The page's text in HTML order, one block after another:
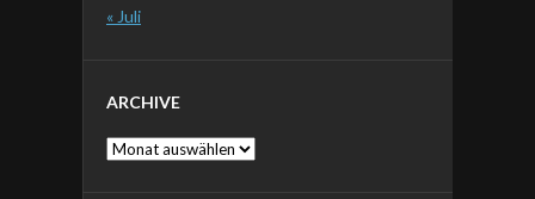
« Juli
ARCHIVE
Archive